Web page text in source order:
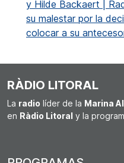
y Hilde Backaert |
su malestar por la
colocar a su
RÀDIO LITORAL
La radio líder de la Marina
en Ràdio Litoral y la